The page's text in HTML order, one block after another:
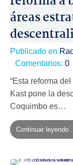
áreas
Publicado en
Comentarios: 0
“Esta reforma
Kast pone la
Coquimbo es…
Continuar leyendo ...